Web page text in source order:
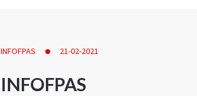
INFOFPAS 21-02-2021
INFOFPAS